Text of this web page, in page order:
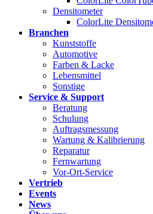
Densitometer
ColorLite
Branchen
Kunststoffe
Automotive
Farben & Lacke
Lebensmittel
Sonstige
Service & Support
Beratung
Schulung
Auftragsmessung
Wartung & Kalibrierung
Reparatur
Fernwartung
Vor-Ort-Service
Vertrieb
Events
News